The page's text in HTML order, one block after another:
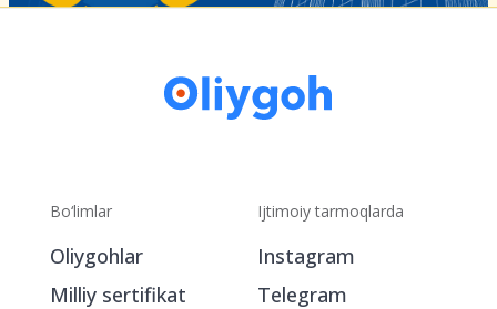
Bo‘limlar
Oliygohlar
Milliy sertifikat
Ijtimoiy tarmoqlarda
Instagram
Telegram